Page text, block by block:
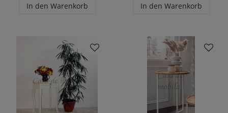
In den Warenkorb In den Warenkorb